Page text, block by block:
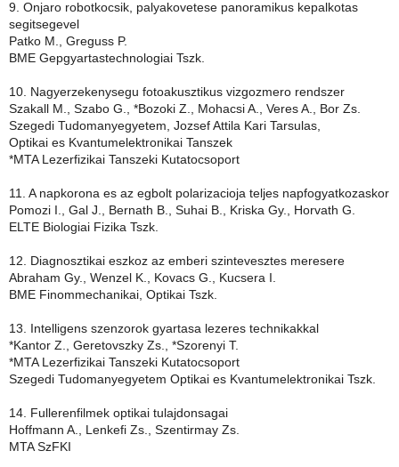
9. Onjaro robotkocsik, palyakovetese panoramikus kepalkotas
segitsegevel
Patko M., Greguss P.
BME Gepgyartastechnologiai Tszk.
10. Nagyerzekenysegu fotoakusztikus vizgozmero rendszer
Szakall M., Szabo G., *Bozoki Z., Mohacsi A., Veres A., Bor Zs.
Szegedi Tudomanyegyetem, Jozsef Attila Kari Tarsulas,
Optikai es Kvantumelektronikai Tanszek
*MTA Lezerfizikai Tanszeki Kutatocsoport
11. A napkorona es az egbolt polarizacioja teljes napfogyatkozaskor
Pomozi I., Gal J., Bernath B., Suhai B., Kriska Gy., Horvath G.
ELTE Biologiai Fizika Tszk.
12. Diagnosztikai eszkoz az emberi szintevesztes meresere
Abraham Gy., Wenzel K., Kovacs G., Kucsera I.
BME Finommechanikai, Optikai Tszk.
13. Intelligens szenzorok gyartasa lezeres technikakkal
*Kantor Z., Geretovszky Zs., *Szorenyi T.
*MTA Lezerfizikai Tanszeki Kutatocsoport
Szegedi Tudomanyegyetem Optikai es Kvantumelektronikai Tszk.
14. Fullerenfilmek optikai tulajdonsagai
Hoffmann A., Lenkefi Zs., Szentirmay Zs.
MTA SzFKI